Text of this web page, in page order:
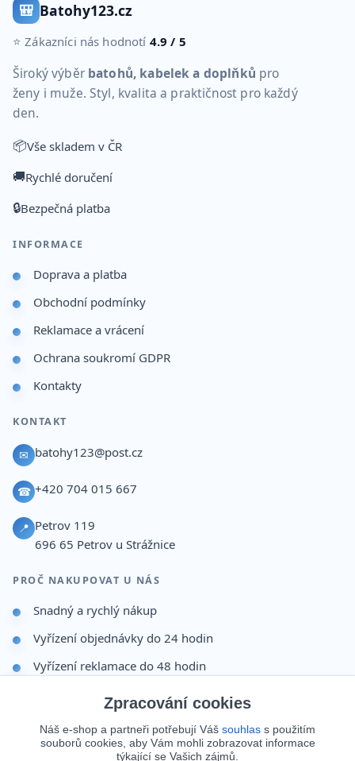
🎒 Batohy123.cz
⭐ Zákazníci nás hodnotí 4.9 / 5
Široký výběr batohů, kabelek a doplňků pro
ženy i muže. Styl, kvalita a praktičnost pro každý
den.
📦Vše skladem v ČR
🚚Rychlé doručení
🔒Bezpečná platba
INFORMACE
Doprava a platba
Obchodní podmínky
Reklamace a vrácení
Ochrana soukromí GDPR
Kontakty
KONTAKT
✉ batohy123@post.cz
☎ +420 704 015 667
📍 Petrov 119
696 65 Petrov u Strážnice
PROČ NAKUPOVAT U NÁS
Snadný a rychlý nákup
Vyřízení objednávky do 24 hodin
Vyřízení reklamace do 48 hodin
Dárek po dokončení objednávky
Odesíláme i na Slovensko
Doprava 65 Kč nad 499 Kč
Zpracování cookies
Náš e-shop a partneři potřebují Váš souhlas s použitím
souborů cookies, aby Vám mohli zobrazovat informace
týkající se Vašich zájmů.